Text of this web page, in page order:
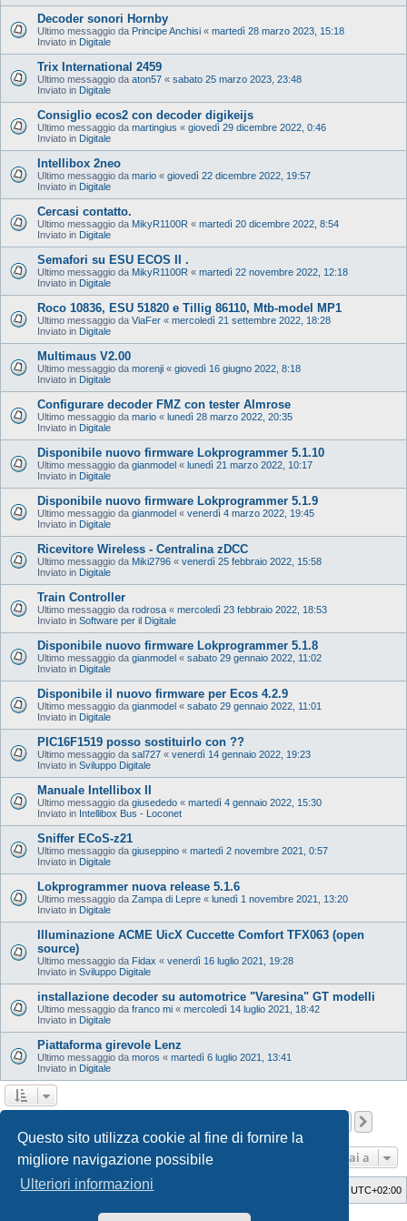
Questo sito utilizza cookie al fine di fornire la
migliore navigazione possibile
Ulteriori informazioni
Decoder sonori Hornby
Ultimo messaggio da Principe Anchisi « martedì 28 marzo 2023, 15:18
Inviato in Digitale
Trix International 2459
Ultimo messaggio da aton57 « sabato 25 marzo 2023, 23:48
Inviato in Digitale
Consiglio ecos2 con decoder digikeijs
Ultimo messaggio da martingius « giovedì 29 dicembre 2022, 0:46
Inviato in Digitale
Intellibox 2neo
Ultimo messaggio da mario « giovedì 22 dicembre 2022, 19:57
Inviato in Digitale
Cercasi contatto.
Ultimo messaggio da MikyR1100R « martedì 20 dicembre 2022, 8:54
Inviato in Digitale
Semafori su ESU ECOS II .
Ultimo messaggio da MikyR1100R « martedì 22 novembre 2022, 12:18
Inviato in Digitale
Roco 10836, ESU 51820 e Tillig 86110, Mtb-model MP1
Ultimo messaggio da ViaFer « mercoledì 21 settembre 2022, 18:28
Inviato in Digitale
Multimaus V2.00
Ultimo messaggio da morenji « giovedì 16 giugno 2022, 8:18
Inviato in Digitale
Configurare decoder FMZ con tester Almrose
Ultimo messaggio da mario « lunedì 28 marzo 2022, 20:35
Inviato in Digitale
Disponibile nuovo firmware Lokprogrammer 5.1.10
Ultimo messaggio da gianmodel « lunedì 21 marzo 2022, 10:17
Inviato in Digitale
Disponibile nuovo firmware Lokprogrammer 5.1.9
Ultimo messaggio da gianmodel « venerdì 4 marzo 2022, 19:45
Inviato in Digitale
Ricevitore Wireless - Centralina zDCC
Ultimo messaggio da Miki2796 « venerdì 25 febbraio 2022, 15:58
Inviato in Digitale
Train Controller
Ultimo messaggio da rodrosa « mercoledì 23 febbraio 2022, 18:53
Inviato in Software per il Digitale
Disponibile nuovo firmware Lokprogrammer 5.1.8
Ultimo messaggio da gianmodel « sabato 29 gennaio 2022, 11:02
Inviato in Digitale
Disponibile il nuovo firmware per Ecos 4.2.9
Ultimo messaggio da gianmodel « sabato 29 gennaio 2022, 11:01
Inviato in Digitale
PIC16F1519 posso sostituirlo con ??
Ultimo messaggio da sal727 « venerdì 14 gennaio 2022, 19:23
Inviato in Sviluppo Digitale
Manuale Intellibox II
Ultimo messaggio da giusededo « martedì 4 gennaio 2022, 15:30
Inviato in Intellibox Bus - Loconet
Sniffer ECoS-z21
Ultimo messaggio da giuseppino « martedì 2 novembre 2021, 0:57
Inviato in Digitale
Lokprogrammer nuova release 5.1.6
Ultimo messaggio da Zampa di Lepre « lunedì 1 novembre 2021, 13:20
Inviato in Digitale
Illuminazione ACME UicX Cuccette Comfort TFX063 (open
source)
Ultimo messaggio da Fidax « venerdì 16 luglio 2021, 19:28
Inviato in Sviluppo Digitale
installazione decoder su automotrice "Varesina" GT modelli
Ultimo messaggio da franco mi « mercoledì 14 luglio 2021, 18:42
Inviato in Digitale
Piattaforma girevole Lenz
Ultimo messaggio da moros « martedì 6 luglio 2021, 13:41
Inviato in Digitale
Vai a
Indice UTC+02:00
GTA game